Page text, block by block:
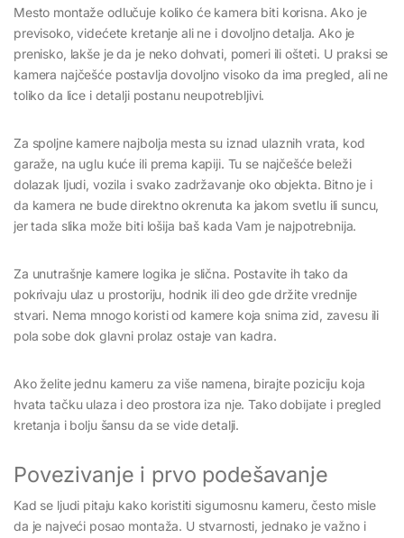
Mesto montaže odlučuje koliko će kamera biti korisna. Ako je
previsoko, videćete kretanje ali ne i dovoljno detalja. Ako je
prenisko, lakše je da je neko dohvati, pomeri ili ošteti. U praksi se
kamera najčešće postavlja dovoljno visoko da ima pregled, ali ne
toliko da lice i detalji postanu neupotrebljivi.
Za spoljne kamere najbolja mesta su iznad ulaznih vrata, kod
garaže, na uglu kuće ili prema kapiji. Tu se najčešće beleži
dolazak ljudi, vozila i svako zadržavanje oko objekta. Bitno je i
da kamera ne bude direktno okrenuta ka jakom svetlu ili suncu,
jer tada slika može biti lošija baš kada Vam je najpotrebnija.
Za unutrašnje kamere logika je slična. Postavite ih tako da
pokrivaju ulaz u prostoriju, hodnik ili deo gde držite vrednije
stvari. Nema mnogo koristi od kamere koja snima zid, zavesu ili
pola sobe dok glavni prolaz ostaje van kadra.
Ako želite jednu kameru za više namena, birajte poziciju koja
hvata tačku ulaza i deo prostora iza nje. Tako dobijate i pregled
kretanja i bolju šansu da se vide detalji.
Povezivanje i prvo podešavanje
Kad se ljudi pitaju kako koristiti sigurnosnu kameru, često misle
da je najveći posao montaža. U stvarnosti, jednako je važno i